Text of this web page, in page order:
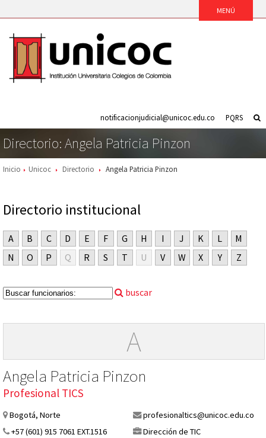
PQRS
notificacionjudicial@unicoc.edu.co
Directorio: Angela Patricia Pinzon
Inicio Unicoc Directorio Angela Patricia Pinzon
Directorio institucional
A B C D E F G H I J K L
M
N
O P Q R S T U V W X Y Z
buscar
A
Angela Patricia Pinzon
Profesional TICS
Bogotá, Norte
profesionaltics@unicoc.edu.co
+57 (601) 915 7061 EXT.1516
Dirección de TIC